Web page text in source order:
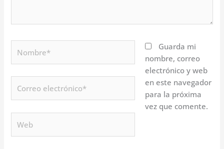
electrónico*
Guarda mi
nombre, correo
electrónico y web
en este navegador
para la próxima
vez que comente.